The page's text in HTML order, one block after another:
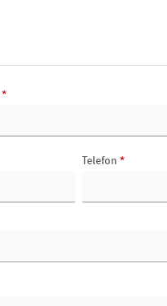
*
Telefon *